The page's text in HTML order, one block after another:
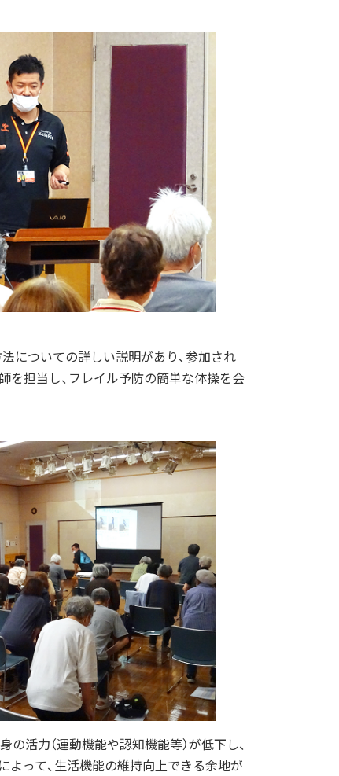
についての詳しい説明があり、参加され
を担当し、フレイル予防の簡単な体操を会
の活力（運動機能や認知機能等）が低下し、
って、生活機能の維持向上できる余地が